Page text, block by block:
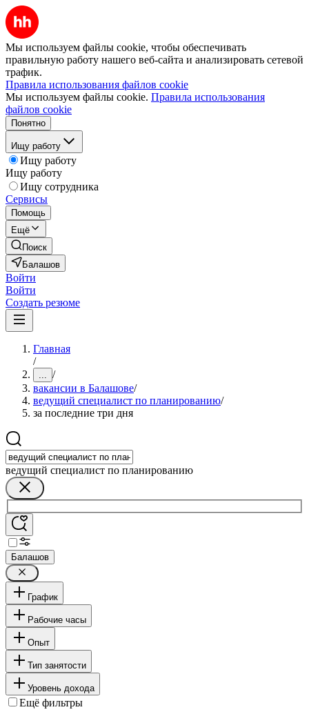
Мы используем файлы cookie, чтобы обеспечивать
правильную работу нашего веб-сайта и анализировать сетевой
трафик.
Правила использования файлов cookie
Мы используем файлы cookie. Правила использования
файлов cookie
Понятно
Ищу работу
Ищу работу
Ищу работу
Ищу сотрудника
Сервисы
Помощь
Ещё
Поиск
Балашов
Войти
Войти
Создать резюме
Главная
/
... /
вакансии в Балашове/
ведущий специалист по планированию/
за последние три дня
ведущий специалист по планированию
Балашов
График
Рабочие часы
Опыт
Тип занятости
Уровень дохода
Ещё фильтры